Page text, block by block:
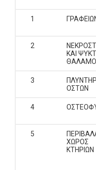
1
2
ΚΑΙ
3
ΟΣΤΩΝ
4
5
ΧΩΡΟΣ
ΚΤΗΡΙΩΝ